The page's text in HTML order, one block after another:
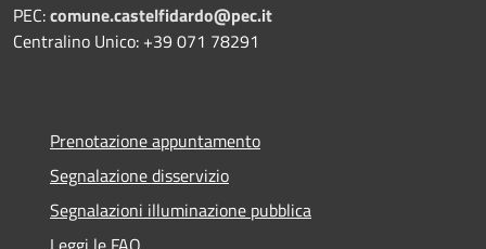
PEC:comune.castelfidardo@pec.it
Centralino Unico: +39 071 78291
Prenotazione appuntamento
Segnalazione disservizio
Segnalazioni illuminazione pubblica